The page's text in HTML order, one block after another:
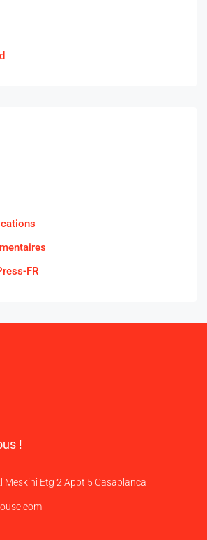
FR
!
Meskini Etg 2 Appt 5 Casablanca